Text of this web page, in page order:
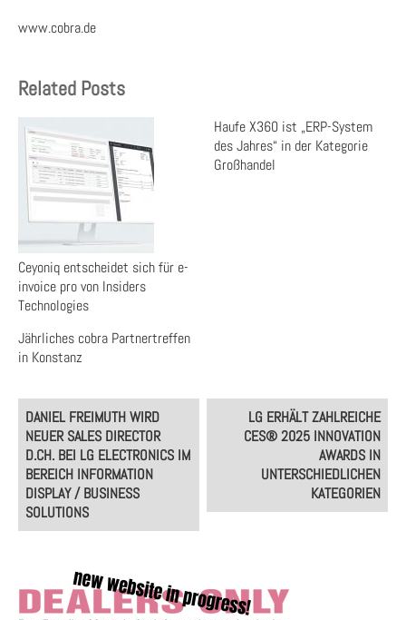
www.cobra.de
Related Posts
Ceyoniq entscheidet sich für e-
invoice pro von Insiders
Technologies
Haufe X360 ist „ERP-System
des Jahres“ in der Kategorie
Großhandel
Jährliches cobra Partnertreffen
in Konstanz
Post
navigation
DANIEL FREIMUTH WIRD
NEUER SALES DIRECTOR
D.CH. BEI LG ELECTRONICS IM
BEREICH INFORMATION
DISPLAY / BUSINESS
SOLUTIONS
LG ERHÄLT ZAHLREICHE
CES® 2025 INNOVATION
AWARDS IN
UNTERSCHIEDLICHEN
KATEGORIEN